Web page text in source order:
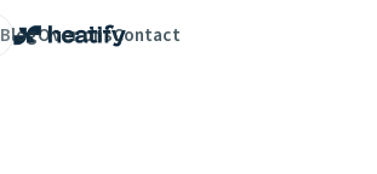
BlogOver onsContact